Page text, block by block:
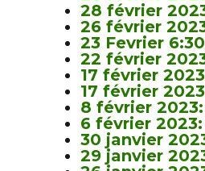
28 février
26 février
23 Fevrier 6:30
22 février
17 février
17 février
8 février 2023:
6 février 2023:
30 janvier
29 janvier